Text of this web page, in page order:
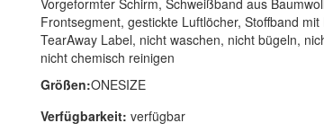
Vorgeformter Schirm, Schweißband aus
Frontsegment, gestickte Luftlöcher, Stoffband
TearAway Label, nicht waschen, nicht bügeln,
nicht chemisch reinigen
Größen:ONESIZE
Verfügbarkeit: verfügbar